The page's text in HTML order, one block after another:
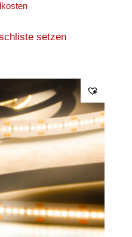
setzen